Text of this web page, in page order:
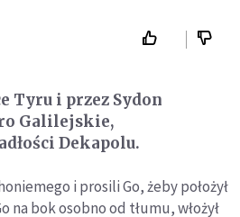
Tyru i przez Sydon
Galilejskie,
Dekapolu.
i prosili Go, żeby położył
na bok osobno od tłumu, włożył